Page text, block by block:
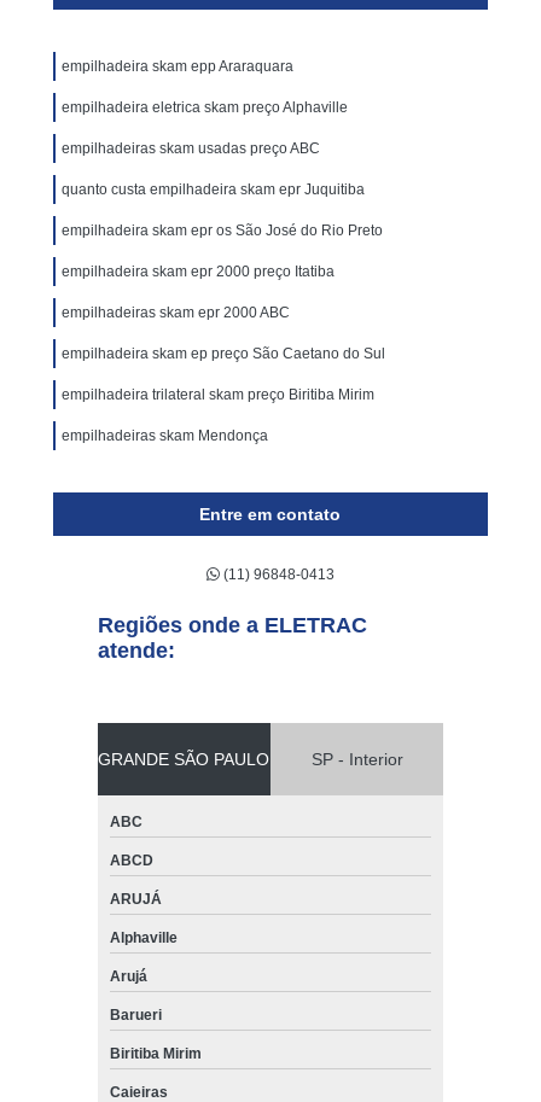
empilhadeira skam epp Araraquara
empilhadeira eletrica skam preço Alphaville
empilhadeiras skam usadas preço ABC
quanto custa empilhadeira skam epr Juquitiba
empilhadeira skam epr os São José do Rio Preto
empilhadeira skam epr 2000 preço Itatiba
empilhadeiras skam epr 2000 ABC
empilhadeira skam ep preço São Caetano do Sul
empilhadeira trilateral skam preço Biritiba Mirim
empilhadeiras skam Mendonça
Entre em contato
(11) 96848-0413
Regiões onde a ELETRAC
atende:
GRANDE SÃO PAULO SP - Interior
ABC
ABCD
ARUJÁ
Alphaville
Arujá
Barueri
Biritiba Mirim
Caieiras